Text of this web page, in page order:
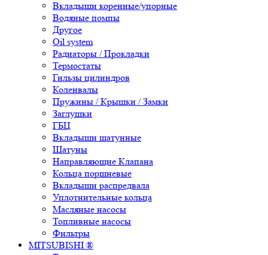
Вкладыши коренные/упорные
Водяные помпы
Другое
Oil system
Радиаторы / Прокладки
Термостаты
Гильзы цилиндров
Коленвалы
Пружины / Крышки / Замки
Заглушки
ГБЦ
Вкладыши шатунные
Шатуны
Направляющие Клапана
Кольца поршневые
Вкладыши распредвала
Уплотнительные кольца
Масляные насосы
Топливные насосы
Фильтры
MITSUBISHI ®